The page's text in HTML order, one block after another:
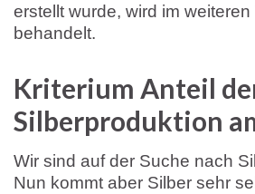
erstellt wurde, wird im weiteren
behandelt.
Kriterium Anteil
Silberproduktion
Wir sind auf der Suche nach
Nun kommt aber Silber sehr